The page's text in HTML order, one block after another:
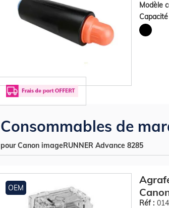
Modèle
Consommables de
pour Canon imageRUNNER Advance 8285
OEM
Réf :